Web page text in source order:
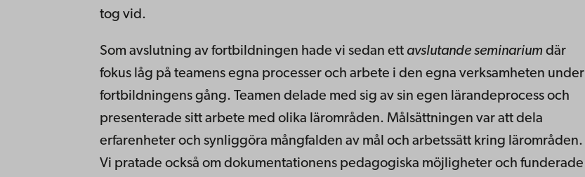
tog vid.
Som avslutning av fortbildningen hade vi sedan ett avslutande seminarium där
fokus låg på teamens egna processer och arbete i den egna verksamheten under
fortbildningens gång. Teamen delade med sig av sin egen lärandeprocess och
presenterade sitt arbete med olika lärområden. Målsättningen var att dela
erfarenheter och synliggöra mångfalden av mål och arbetssätt kring lärområden.
Vi pratade också om dokumentationens pedagogiska möjligheter och funderade